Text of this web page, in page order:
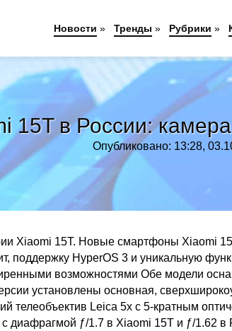
15T в России:
Опубликовано: 13:28,
Xiaomi 15T. Новые смартфоны Xiaomi
поддержку HyperOS 3 и уникальную
возможностями Обе модели
установлены основная,
телеобъектив Leica 5x с 5-кратным
диафрагмой ƒ/1.7 в Xiaomi 15T и ƒ/1.62 в
Новости » Тренды » Рубрики »